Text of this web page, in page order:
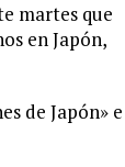
martes que
en Japón,
de Japón» e